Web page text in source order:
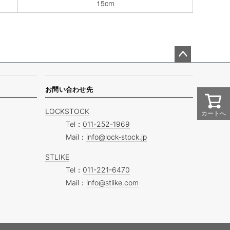
15cm
カートへ
ジト
へ
お問い合わせ先
LOCKSTOCK
Tel： 011-252-1969
Mail： info@lock-stock.jp
STLIKE
Tel： 011-221-6470
Mail： info@stlike.com